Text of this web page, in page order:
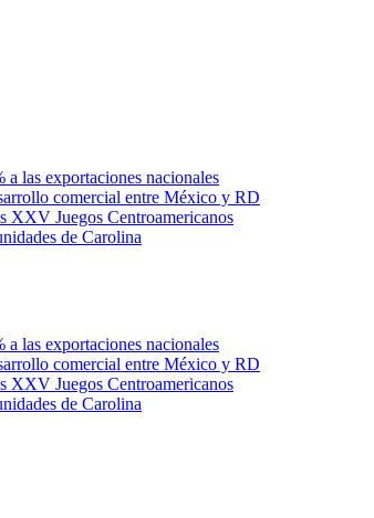
las exportaciones nacionales
comercial entre México y RD
XXV Juegos Centroamericanos
de Carolina
las exportaciones nacionales
comercial entre México y RD
XXV Juegos Centroamericanos
de Carolina